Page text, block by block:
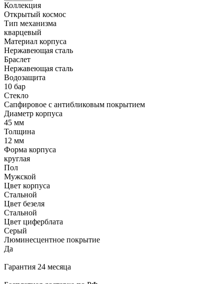
Коллекция
Открытый космос
Тип механизма
кварцевый
Материал корпуса
Нержавеющая сталь
Браслет
Нержавеющая сталь
Водозащита
10 бар
Стекло
Сапфировое с антибликовым покрытием
Диаметр корпуса
45 мм
Толщина
12 мм
Форма корпуса
круглая
Пол
Мужской
Цвет корпуса
Стальной
Цвет безеля
Стальной
Цвет циферблата
Серый
Люминесцентное покрытие
Да
Гарантия 24 месяца